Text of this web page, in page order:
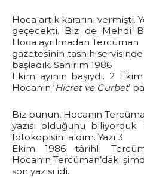
Hoca artık kararını vermişti.
geçecekti. Biz de Mehdi
Hoca ayrılmadan Tercüman
gazetesinin tashih servisinde
başladık. Sanırım 1986
Ekim ayının başıydı. 2
Hocanın ‘Hicret ve Gurbet’
Biz bunun, Hocanın
yazısı olduğunu
fotokopisini aldım. Yazı 3
Ekim 1986 târihli
Hocanın Tercüman’daki
son yazısı idi.